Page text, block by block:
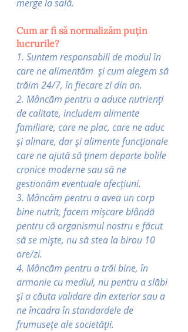
merge la sală.
Cum ar fi să normalizăm puțin
lucrurile?
1. Suntem responsabili de modul în
care ne alimentăm  și cum alegem să
trăim 24/7, în fiecare zi din an.
2. Mâncăm pentru a aduce nutrienți
de calitate, includem alimente
familiare, care ne plac, care ne aduc
și alinare, dar și alimente funcționale
care ne ajută să ținem departe bolile
cronice moderne sau să ne
gestionăm eventuale afecțiuni.
3. Mâncăm pentru a avea un corp
bine nutrit, facem mișcare blândă
pentru că organismul nostru e făcut
să se miște, nu să stea la birou 10
ore/zi.
4. Mâncăm pentru a trăi bine, în
armonie cu mediul, nu pentru a slăbi
și a căuta validare din exterior sau a
ne încadra în standardele de
frumusețe ale societății.